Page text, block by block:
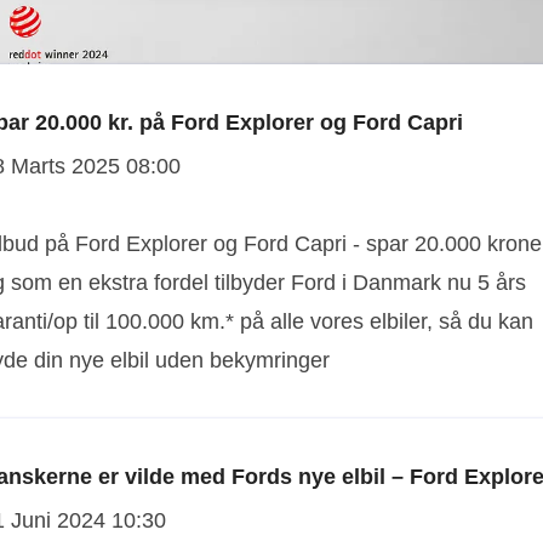
20.000 kr. på Ford Explorer og Ford Capri
Marts 2025 08:00
på Ford Explorer og Ford Capri - spar 20.000
som en ekstra fordel tilbyder Ford i Danmark nu 5 års
op til 100.000 km.* på alle vores elbiler, så du kan
din nye elbil uden bekymringer
er vilde med Fords nye elbil – Ford
Juni 2024 10:30